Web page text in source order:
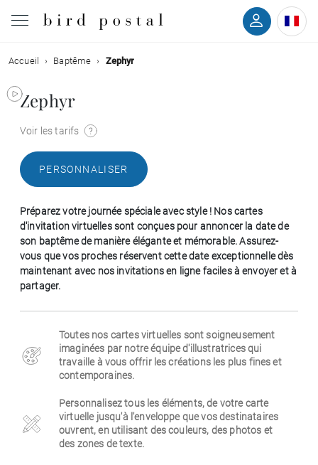
Mariage
Naissance
Communion
Décès
Anniversaire
Entreprise
Accueil Baptême Zephyr
Zephyr
Voir les tarifs
PERSONNALISER
Préparez votre journée spéciale avec style ! Nos cartes
d'invitation virtuelles sont conçues pour annoncer la date de
son baptême de manière élégante et mémorable. Assurez-
vous que vos proches réservent cette date exceptionnelle dès
maintenant avec nos invitations en ligne faciles à envoyer et à
partager.
Toutes nos cartes virtuelles sont soigneusement
imaginées par notre équipe d'illustratrices qui
travaille à vous offrir les créations les plus fines et
contemporaines.
Personnalisez tous les éléments, de votre carte
virtuelle jusqu'à l'enveloppe que vos destinataires
ouvrent, en utilisant des couleurs, des photos et
des zones de texte.